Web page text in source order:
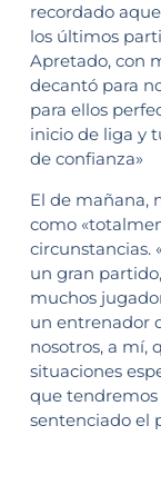
recordado
los últimos
Apretado, con
decantó para
para ellos
inicio de liga y
de confianza»
El de mañana,
como
circunstancias.
un gran
muchos
un entrenador
nosotros, a mí,
situaciones
que tendremos
sentenciado el